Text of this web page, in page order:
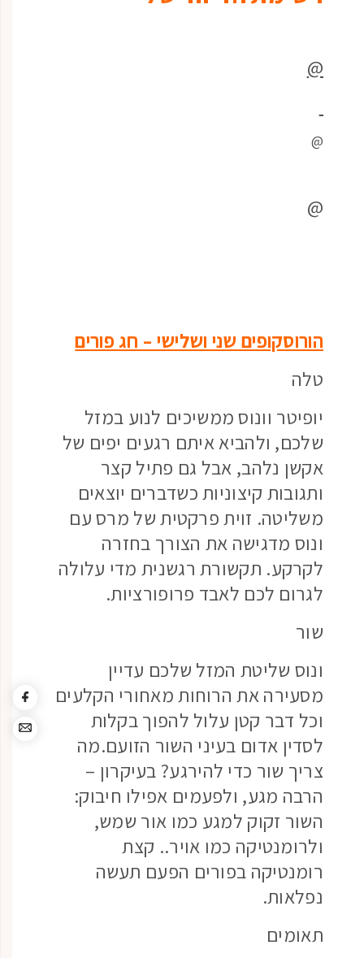
@
@
@
הורוסקופים שני ושלישי – חג פורים
טלה
יופיטר וונוס ממשיכים לנוע במזל
שלכם, ולהביא איתם רגעים יפים של
אקשן נלהב, אבל גם פתיל קצר
ותגובות קיצוניות כשדברים יוצאים
משליטה. זוית פרקטית של מרס עם
ונוס מדגישה את הצורך בחזרה
לקרקע. תקשורת רגשנית מדי עלולה
לגרום לכם לאבד פרופורציות.
שור
ונוס שליטת המזל שלכם עדיין
מסעירה את הרוחות מאחורי הקלעים
וכל דבר קטן עלול להפוך בקלות
לסדין אדום בעיני השור הזועם.מה
צריך שור כדי להירגע? בעיקרון –
הרבה מגע, ולפעמים אפילו חיבוק:
השור זקוק למגע כמו אור שמש,
ולרומנטיקה כמו אויר.. קצת
רומנטיקה בפורים הפעם תעשה
נפלאות.
תאומים